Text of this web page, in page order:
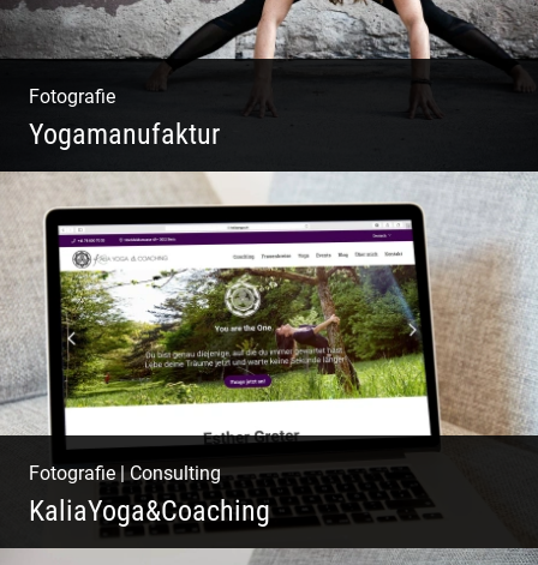
Fotografie
Yogamanufaktur
Yoga | Fashion | Cool & symphatisch
Fotografie|Consulting
KaliaYoga&Coaching